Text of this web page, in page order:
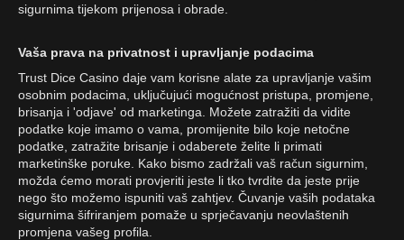
sigurnima tijekom prijenosa i obrade.
Vaša prava na privatnost i upravljanje podacima
Trust Dice Casino daje vam korisne alate za upravljanje vašim
osobnim podacima, uključujući mogućnost pristupa, promjene,
brisanja i 'odjave' od marketinga. Možete zatražiti da vidite
podatke koje imamo o vama, promijenite bilo koje netočne
podatke, zatražite brisanje i odaberete želite li primati
marketinške poruke. Kako bismo zadržali vaš račun sigurnim,
možda ćemo morati provjeriti jeste li tko tvrdite da jeste prije
nego što možemo ispuniti vaš zahtjev. Čuvanje vaših podataka
sigurnima šifriranjem pomaže u sprječavanju neovlaštenih
promjena vašeg profila.